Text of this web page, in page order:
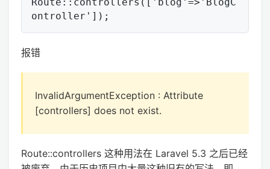
报错
InvalidArgumentException : Attribute
[controllers] does not exist.
Route::controllers 这种用法在 Laravel 5.3 之后已经